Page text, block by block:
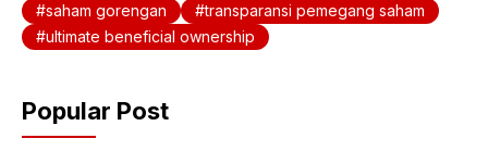
saham gorengan
transparansi pemegang saham
ultimate beneficial ownership
Popular Post